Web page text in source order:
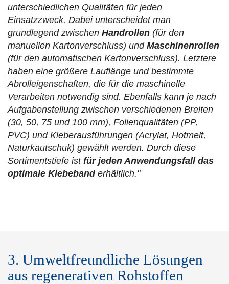
unterschiedlichen Qualitäten für jeden
Einsatzzweck. Dabei unterscheidet man
grundlegend zwischen Handrollen (für den
manuellen Kartonverschluss) und Maschinenrollen
(für den automatischen Kartonverschluss). Letztere
haben eine größere Lauflänge und bestimmte
Abrolleigenschaften, die für die maschinelle
Verarbeiten notwendig sind. Ebenfalls kann je nach
Aufgabenstellung zwischen verschiedenen Breiten
(30, 50, 75 und 100 mm), Folienqualitäten (PP,
PVC) und Kleberausführungen (Acrylat, Hotmelt,
Naturkautschuk) gewählt werden. Durch diese
Sortimentstiefe ist für jeden Anwendungsfall das
optimale Klebebanderhältlich."
3. Umweltfreundliche Lösungen
aus regenerativen Rohstoffen